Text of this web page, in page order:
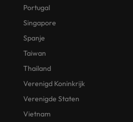
Portugal
Singapore
Spanje
Taiwan
Thailand
Verenigd Koninkrijk
Verenigde Staten
Vietnam